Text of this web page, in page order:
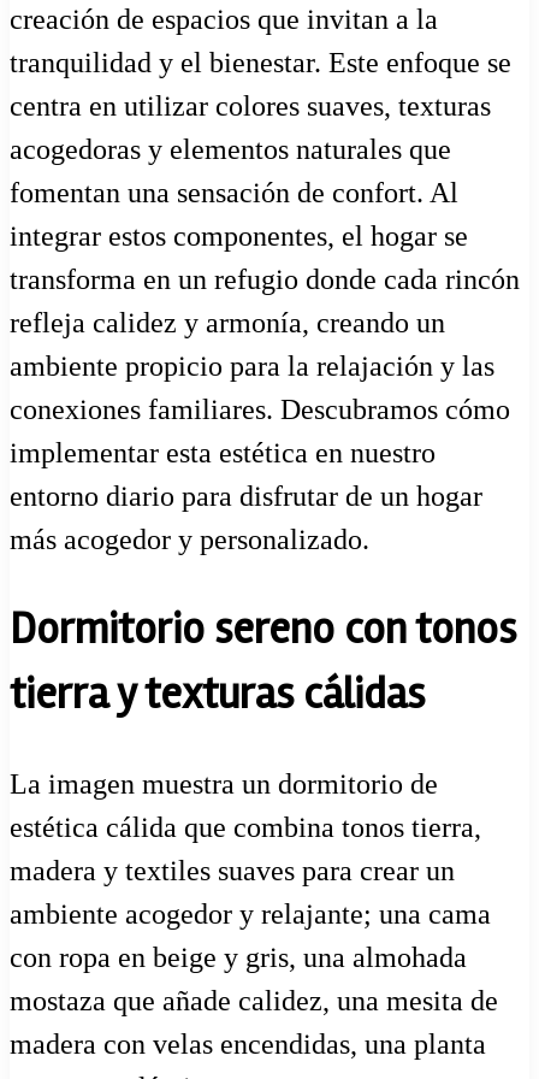
creación de espacios que invitan a la
tranquilidad y el bienestar. Este enfoque se
centra en utilizar colores suaves, texturas
acogedoras y elementos naturales que
fomentan una sensación de confort. Al
integrar estos componentes, el hogar se
transforma en un refugio donde cada rincón
refleja calidez y armonía, creando un
ambiente propicio para la relajación y las
conexiones familiares. Descubramos cómo
implementar esta estética en nuestro
entorno diario para disfrutar de un hogar
más acogedor y personalizado.
Dormitorio sereno con tonos
tierra y texturas cálidas
La imagen muestra un dormitorio de
estética cálida que combina tonos tierra,
madera y textiles suaves para crear un
ambiente acogedor y relajante; una cama
con ropa en beige y gris, una almohada
mostaza que añade calidez, una mesita de
madera con velas encendidas, una planta